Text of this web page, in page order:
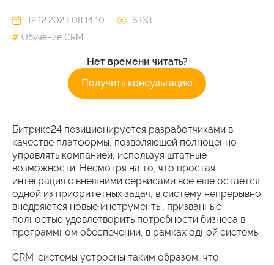
12.12.2023 08:14:10
6363
Обучение CRM
Нет времени читать?
Получить консультацию
Битрикс24 позиционируется разработчиками в
качестве платформы, позволяющей полноценно
управлять компанией, используя штатные
возможности. Несмотря на то, что простая
интеграция с внешними сервисами все еще остается
одной из приоритетных задач, в систему непрерывно
внедряются новые инструменты, призванные
полностью удовлетворить потребности бизнеса в
программном обеспечении, в рамках одной системы.
CRM-системы устроены таким образом, что